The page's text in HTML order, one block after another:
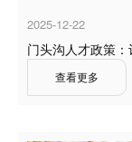
2025-12-22
门头沟人才政策
查看更多